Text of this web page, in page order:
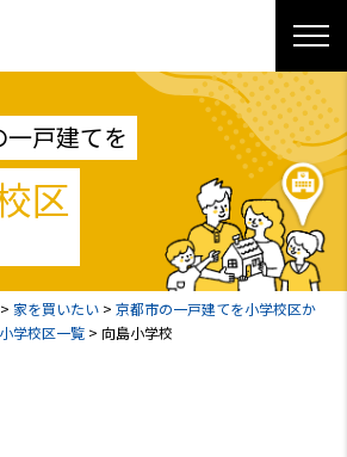
戸建てを
区
> 家を買いたい >京都市の一戸建てを小学校区か
学校区一覧 > 向島小学校